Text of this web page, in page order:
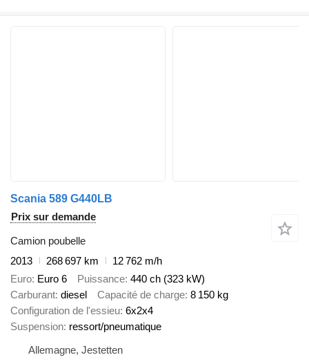
Scania 589 G440LB
Prix sur demande
Camion poubelle
2013
268 697 km
12 762 m/h
Euro Euro 6 Puissance 440 ch (323 kW)
Carburant diesel Capacité de charge 8 150 kg
Configuration de l'essieu 6x2x4
Suspension ressort/pneumatique
Allemagne, Jestetten